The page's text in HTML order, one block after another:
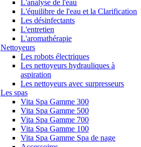
L'analyse de l'eau
L'équilibre de l'eau et la Clarification
Les désinfectants
L'entretien
L'aromathérapie
Nettoyeurs
Les robots électriques
Les nettoyeurs hydrauliques à
aspiration
Les nettoyeurs avec surpresseurs
Les spas
Vita Spa Gamme 300
Vita Spa Gamme 500
Vita Spa Gamme 700
Vita Spa Gamme 100
Vita Spa Gamme Spa de nage